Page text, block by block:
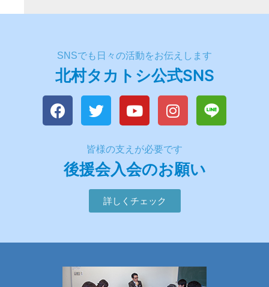
北村タカトシ公式SNS
SNSでも日々の活動をお伝えします
後援会入会のお願い
皆様の支えが必要です
詳しくチェック